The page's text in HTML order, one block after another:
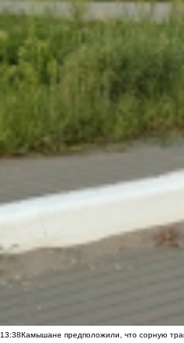
13:38Камышане предположили, что сорную